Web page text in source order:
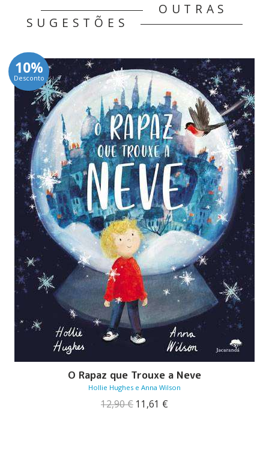
OUTRAS
SUGESTÕES
10%
Desconto
O Rapaz que Trouxe a Neve
Hollie Hughes e Anna Wilson
12,90€ O
11,61 €